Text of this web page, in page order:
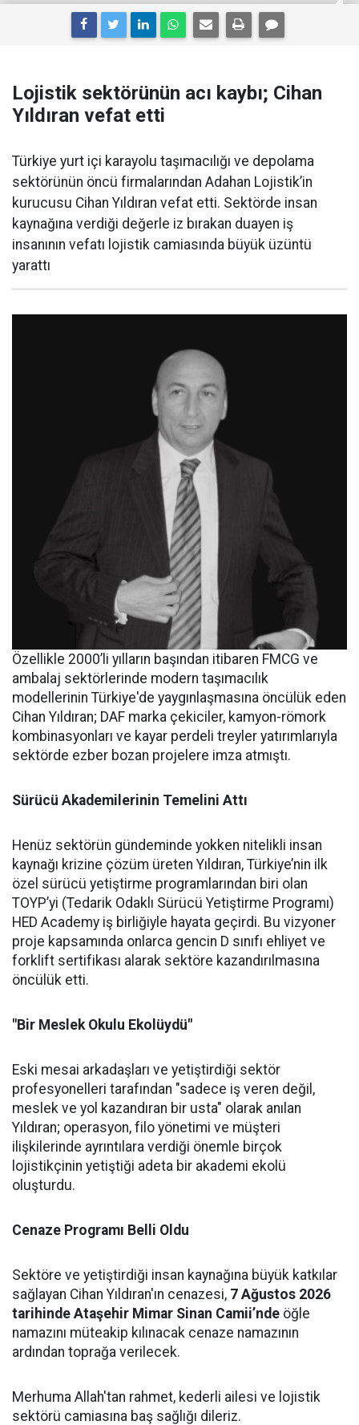
Lojistik sektörünün acı kaybı; Cihan
Yıldıran vefat etti
Türkiye yurt içi karayolu taşımacılığı ve depolama
sektörünün öncü firmalarından Adahan Lojistik’in
kurucusu Cihan Yıldıran vefat etti. Sektörde insan
kaynağına verdiği değerle iz bırakan duayen iş
insanının vefatı lojistik camiasında büyük üzüntü
yarattı
Özellikle 2000’li yılların başından itibaren FMCG ve
ambalaj sektörlerinde modern taşımacılık
modellerinin Türkiye'de yaygınlaşmasına öncülük eden
Cihan Yıldıran; DAF marka çekiciler, kamyon-römork
kombinasyonları ve kayar perdeli treyler yatırımlarıyla
sektörde ezber bozan projelere imza atmıştı.
Sürücü Akademilerinin Temelini Attı
Henüz sektörün gündeminde yokken nitelikli insan
kaynağı krizine çözüm üreten Yıldıran, Türkiye’nin ilk
özel sürücü yetiştirme programlarından biri olan
TOYP’yi (Tedarik Odaklı Sürücü Yetiştirme Programı)
HED Academy iş birliğiyle hayata geçirdi. Bu vizyoner
proje kapsamında onlarca gencin D sınıfı ehliyet ve
forklift sertifikası alarak sektöre kazandırılmasına
öncülük etti.
"Bir Meslek Okulu Ekolüydü"
Eski mesai arkadaşları ve yetiştirdiği sektör
profesyonelleri tarafından "sadece iş veren değil,
meslek ve yol kazandıran bir usta" olarak anılan
Yıldıran; operasyon, filo yönetimi ve müşteri
ilişkilerinde ayrıntılara verdiği önemle birçok
lojistikçinin yetiştiği adeta bir akademi ekolü
oluşturdu.
Cenaze Programı Belli Oldu
Sektöre ve yetiştirdiği insan kaynağına büyük katkılar
sağlayan Cihan Yıldıran'ın cenazesi, 7 Ağustos 2026
tarihinde Ataşehir Mimar Sinan Camii’nde öğle
namazını müteakip kılınacak cenaze namazının
ardından toprağa verilecek.
Merhuma Allah'tan rahmet, kederli ailesi ve lojistik
sektörü camiasına baş sağlığı dileriz.